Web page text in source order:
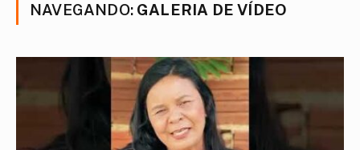
NAVEGANDO: GALERIA DE VÍDEO